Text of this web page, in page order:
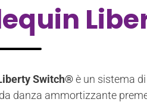
Switch®è un sistema
danza ammortizzante